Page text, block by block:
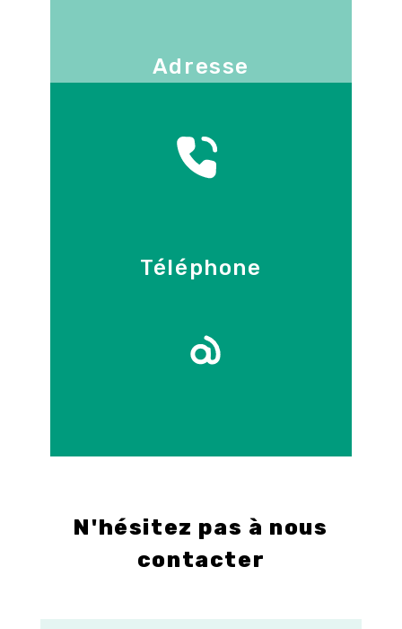
Adresse
Téléphone
N'hésitez pas à nous
contacter